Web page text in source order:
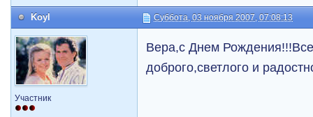
Koyl Суббота, 03 ноября 2007, 07:08:13
Участник
Вера,с Днем
доброго,светлого и